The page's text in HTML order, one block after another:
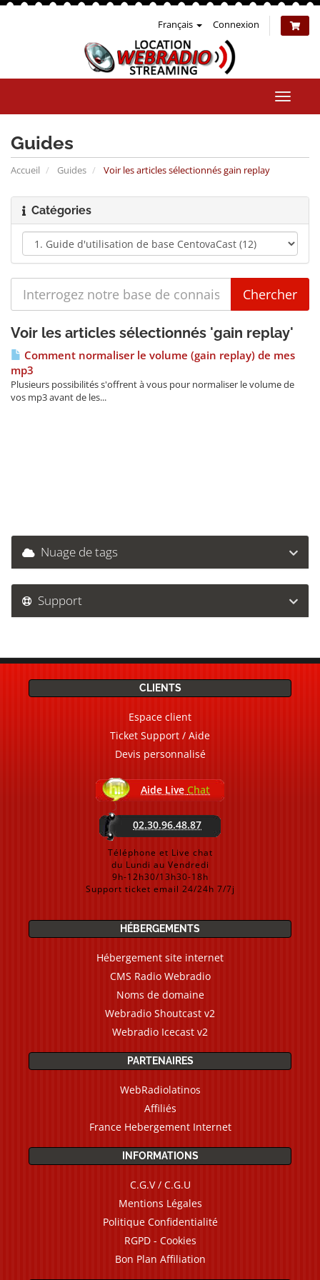
Français Connexion
la
Guides
Accueil Guides Voir les articles sélectionnés gain replay
Catégories
Voir les articles sélectionnés 'gain replay'
Comment normaliser le volume (gain replay) de mes
mp3
Plusieurs possibilités s'offrent à vous pour normaliser le volume de
vos mp3 avant de les...
Nuage de tags
Support
CLIENTS
Espace client
Ticket Support / Aide
Devis personnalisé
Aide Live Chat
02.30.96.48.87
Téléphone et Live chat
du Lundi au Vendredi
9h-12h30/13h30-18h
Support ticket email 24/24h 7/7j
HÉBERGEMENTS
Hébergement site internet
CMS Radio Webradio
Noms de domaine
Webradio Shoutcast v2
Webradio Icecast v2
PARTENAIRES
WebRadiolatinos
Affiliés
France Hebergement Internet
INFORMATIONS
C.G.V / C.G.U
Mentions Légales
Politique Confidentialité
RGPD - Cookies
Bon Plan Affiliation